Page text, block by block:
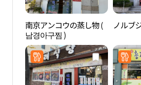
南京アンコウの蒸し物 (
남경아구찜 )
ノルブ